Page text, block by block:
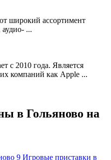
широкий ассортимент
...
с 2010 года. Является
компаний как Apple ...
в Гольяново на
9 Игровые приставки в